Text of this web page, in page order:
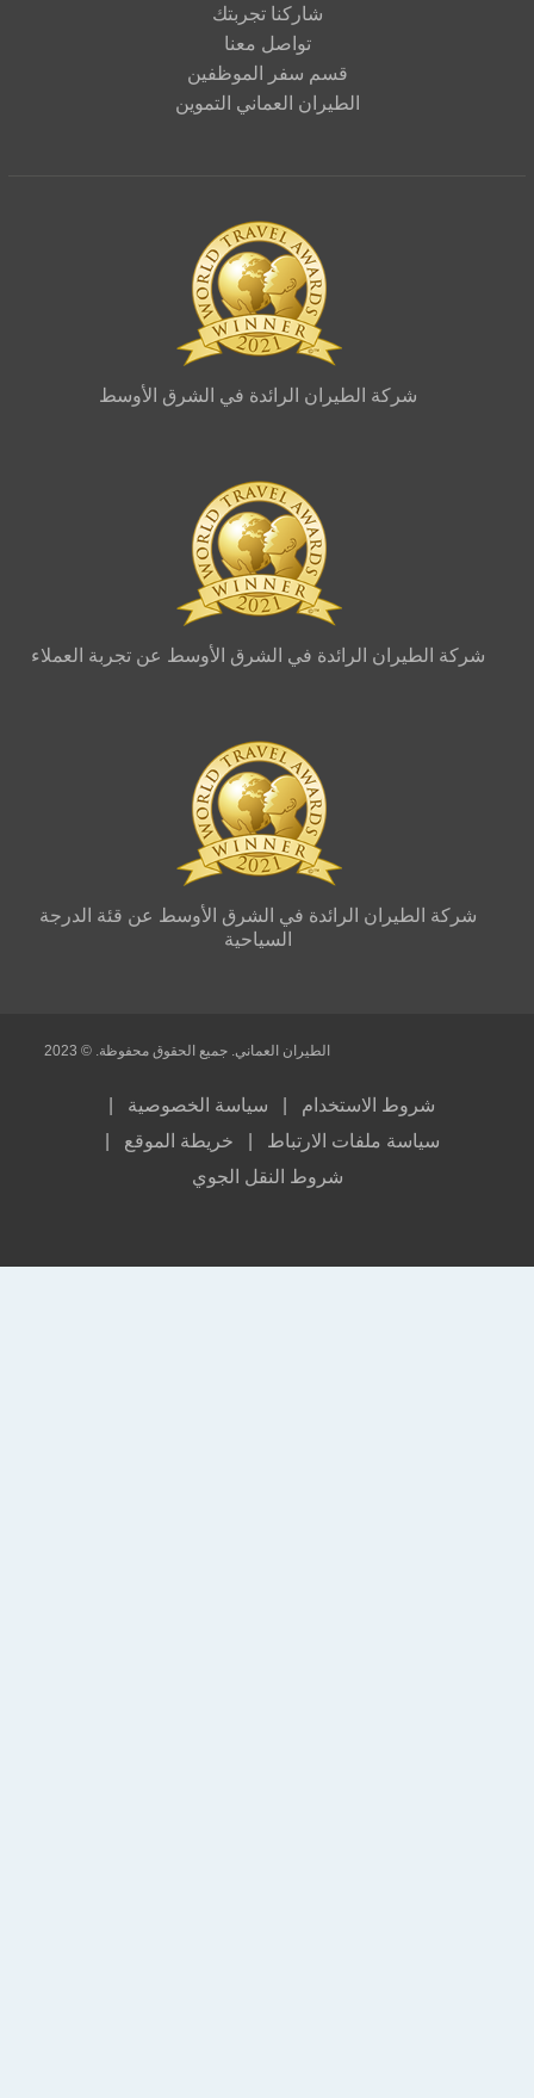
قسم سفر الموظفين
الطيران العماني التموين
الطيران الرائدة في الشرق الأوسط
الرائدة في الشرق الأوسط عن تجربة العملاء
الرائدة في الشرق الأوسط عن قئة الدرجة
الطيران العماني. جميع الحقوق محفوظة. © 2023
| سياسة الخصوصية |
الارتباط | خريطة الموقع |